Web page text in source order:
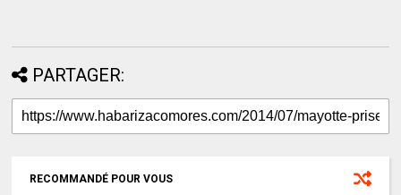
PARTAGER:
RECOMMANDÉ POUR VOUS